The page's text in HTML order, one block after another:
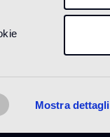
Mostra dettagli
20